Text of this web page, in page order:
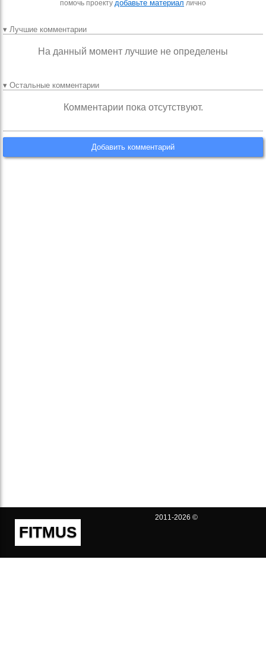
помочь проекту добавьте материал лично
▾ Лучшие комментарии
На данный момент лучшие не определены
▾ Остальные комментарии
Комментарии пока отсутствуют.
Добавить комментарий
FITMUS
2011-2026 ©